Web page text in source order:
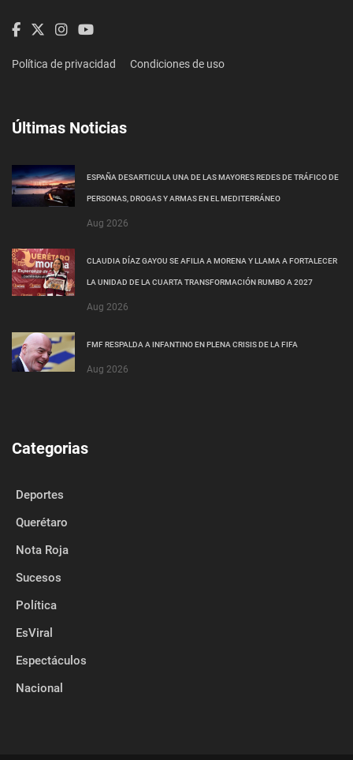
Política de privacidad Condiciones de uso
Últimas Noticias
ESPAÑA DESARTICULA UNA DE LAS MAYORES REDES DE TRÁFICO DE
PERSONAS, DROGAS Y ARMAS EN EL MEDITERRÁNEO
Aug 2026
CLAUDIA DÍAZ GAYOU SE AFILIA A MORENA Y LLAMA A FORTALECER
LA UNIDAD DE LA CUARTA TRANSFORMACIÓN RUMBO A 2027
Aug 2026
FMF RESPALDA A INFANTINO EN PLENA CRISIS DE LA FIFA
Aug 2026
Categorias
Deportes
Querétaro
Nota Roja
Sucesos
Política
EsViral
Espectáculos
Nacional